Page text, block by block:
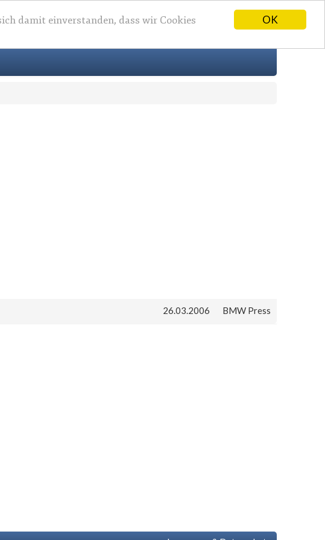
OK
damit einverstanden, dass wir Cookies
26.03.2006 BMW Press